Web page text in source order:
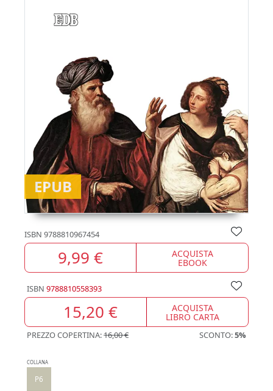
EPUB
ISBN 9788810967454
9,99 € ACQUISTA
EBOOK
ISBN 9788810558393
15,20 € ACQUISTA
LIBRO CARTA
PREZZO COPERTINA:16,00 € SCONTO:5%
COLLANA
P6